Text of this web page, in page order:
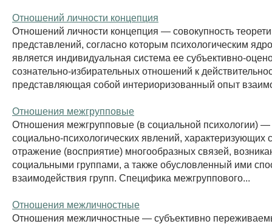
Отношений личности концепция
Отношений личности концепция — совокупность
представлений, согласно которым психологическим
является индивидуальная система ее субъективно-
сознательно-избирательных отношений к
представляющая собой интериоризованный опыт
Отношения межгрупповые
Отношения межгрупповые (в социальной психологии) —
социально-психологических явлений, характеризующих
отражение (восприятие) многообразных связей,
социальными группами, а также обусловленный ими
взаимодействия групп. Специфика межгруппового...
Отношения межличностные
Отношения межличностные — субъективно